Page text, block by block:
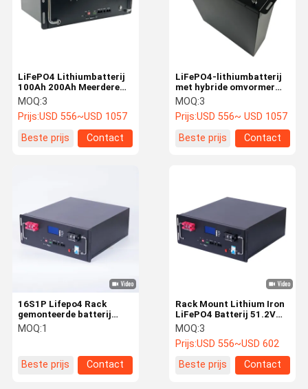
LiFePO4 Lithiumbatterij
100Ah 200Ah Meerdere
parallelle verbindingen
MOQ:3
Prijs:USD 556~USD 1057
Beste prijs
Contact
LiFePO4-lithiumbatterij
met hybride omvormer
voor netgebonden en
niet-netgebruik
MOQ:3
Prijs:USD 556~ USD 1057
Beste prijs
Contact
16S1P Lifepo4 Rack
gemonteerde batterij
5120Wh Typische
capaciteit 6000 keer de
MOQ:1
Beste prijs Contact
Rack Mount Lithium Iron
LiFePO4 Batterij 51.2V
100Ah Betrouwbaar
vermogen 6000
Cyclusduur
MOQ:3
Prijs:USD 556~USD 602
Beste prijs
Contact